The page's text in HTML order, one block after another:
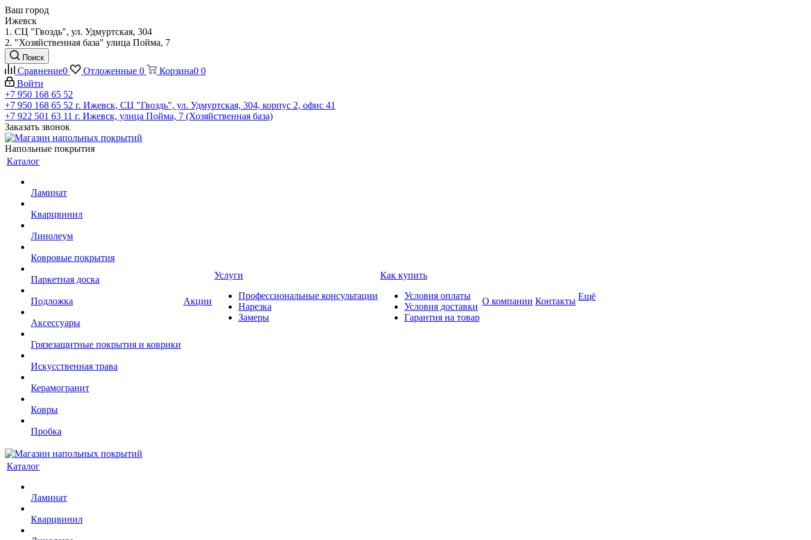
Ваш город
Ижевск
1. СЦ "Гвоздь", ул. Удмуртская, 304
2. "Хозяйственная база" улица Пойма, 7
Поиск
Сравнение0 Отложенные 0 Корзина0 0
Войти
+7 950 168 65 52
+7 950 168 65 52 г. Ижевск, СЦ "Гвоздь", ул. Удмуртская, 304, корпус 2, офис 41
+7 922 501 63 11 г. Ижевск, улица Пойма, 7 (Хозяйственная база)
Заказать звонок
Напольные покрытия
Каталог
Ламинат
Кварцвинил
Линолеум
Ковровые покрытия
Паркетная доска
Подложка
Аксессуары
Грязезащитные покрытия и коврики
Искусственная трава
Керамогранит
Ковры
Пробка
Акции
Услуги
Профессиональные консультации
Нарезка
Замеры
Как купить
Условия оплаты
Условия доставки
Гарантия на товар
О компании Контакты Ещё
Каталог
Ламинат
Кварцвинил